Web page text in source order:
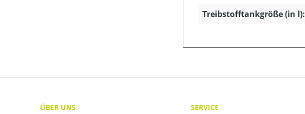
Treibstofftankgröße (in l):
ÜBER UNS
SERVICE